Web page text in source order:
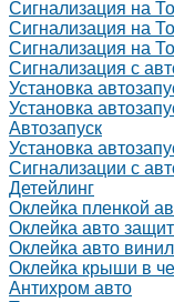
Сигнализация на
Сигнализация на
Сигнализация на
Сигнализация с
Установка
Установка
Автозапуск
Установка
Сигнализации с
Детейлинг
Оклейка пленкой
Оклейка авто
Оклейка авто
Оклейка крыши в
Антихром авто